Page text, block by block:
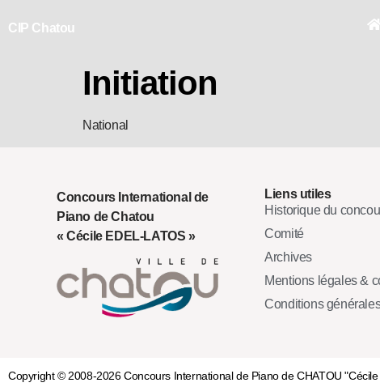
CIP Chatou
Initiation
National
Concours International de
Piano de Chatou
« Cécile EDEL-LATOS »
Liens utiles
Historique du
Comité
Archives
Mentions légales &
Conditions
Copyright © 2008-2026 Concours International de Piano de CHATOU